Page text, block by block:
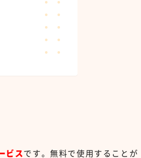
ビス です。無料で使用することが